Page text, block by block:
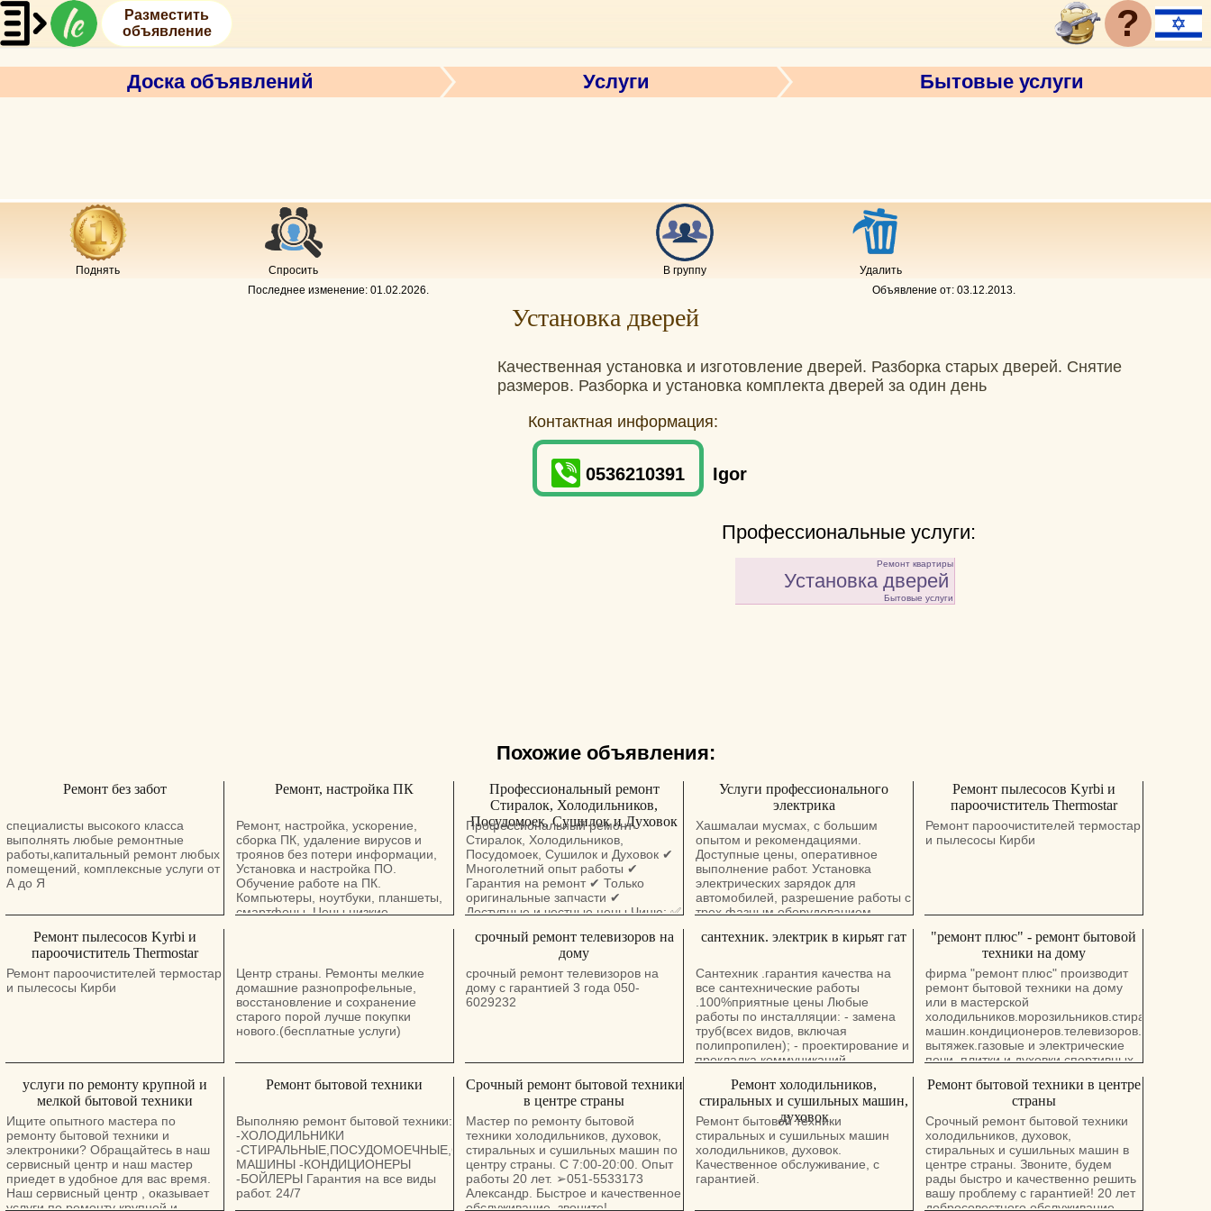
Разместить
объявление
?
Доска объявлений Услуги Бытовые услуги
Поднять Спросить В группу
Удалить
Последнее изменение: 01.02.2026. Объявление от: 03.12.2013.
Установка дверей
Качественная установка и изготовление дверей. Разборка старых дверей. Снятие
размеров. Разборка и установка комплекта дверей за один день
Контактная информация:
0536210391 Igor
Профессиональные услуги:
Бытовые услуги
Ремонт квартиры
Установка дверей
Похожие объявления:
Ремонт без забот
специалисты высокого класса
выполнять любые ремонтные
работы,капитальный ремонт любых
помещений, комплексные услуги от
А до Я
Ремонт, настройка ПК
Ремонт, настройка, ускорение,
сборка ПК, удаление вирусов и
троянов без потери информации,
Установка и настройка ПО.
Обучение работе на ПК.
Компьютеры, ноутбуки, планшеты,
смартфоны. Цены низкие.
Профессиональный ремонт
Стиралок, Холодильников,
Посудомоек, Сушилок и Духовок
Профессиональный ремонт
Стиралок, Холодильников,
Посудомоек, Сушилок и Духовок ✔
Многолетний опыт работы ✔
Гарантия на ремонт ✔ Только
оригинальные запчасти ✔
Доступные и честные цены Чиню: ✅
Холодильники ✅ Посудомойки ✅
Сушилки ✅ Духовые шкафы Михаил
0532-75-16-16
Услуги профессионального
электрика
Хашмалаи мусмах, с большим
опытом и рекомендациями.
Доступные цены, оперативное
выполнение работ. Установка
электрических зарядок для
автомобилей, разрешение работы с
трех фазным оборудованием.
Ремонт пылесосов Kyrbi и
пароочиститель Thermostar
Ремонт пароочистителей термостар
и пылесосы Кирби
Ремонт пылесосов Kyrbi и
пароочиститель Thermostar
Ремонт пароочистителей термостар
и пылесосы Кирби
Центр страны. Ремонты мелкие
домашние разнопрофельные,
восстановление и сохранение
старого порой лучше покупки
нового.(бесплатные услуги)
срочный ремонт телевизоров на
дому
срочный ремонт телевизоров на
дому с гарантией 3 года 050-
6029232
сантехник. электрик в кирьят гат
Сантехник .гарантия качества на
все сантехнические работы
.100%приятные цены Любые
работы по инсталляции: - замена
труб(всех видов, включая
полипропилен); - проектирование и
прокладка коммуникаций
(краны, душевые кабины, навесные
унитазы, смесители, ванны .); -
пожарные гидранты; - прочистка
засоров канализации
механизированным методом; -
устранение протечек; - теплые
полы.
"ремонт плюс" - ремонт бытовой
техники на дому
фирма "ремонт плюс" производит
ремонт бытовой техники на дому
или в мастерской
вытяжек.газовые и электрические
печи .плитки и духовки.спортивных
модификаций.гарантия до 3
лет.приезд на дом и диагностика
бесплатно.работаем в центре и на
юге страны
услуги по ремонту крупной и
мелкой бытовой техники
Ищите опытного мастера по
ремонту бытовой техники и
электроники? Обращайтесь в наш
сервисный центр и наш мастер
приедет в удобное для вас время.
Наш сервисный центр , оказывает
услуги по ремонту крупной и
Ремонт бытовой техники
Выполняю ремонт бытовой техники:
-ХОЛОДИЛЬНИКИ
-СТИРАЛЬНЫЕ,ПОСУДОМОЕЧНЫЕ,СУШИЛЬНЫЕ
МАШИНЫ -КОНДИЦИОНЕРЫ
-БОЙЛЕРЫ Гарантия на все виды
работ. 24/7
Срочный ремонт бытовой техники
в центре страны
Мастер по ремонту бытовой
техники холодильников, духовок,
стиральных и сушильных машин по
центру страны. С 7:00-20:00. Опыт
работы 20 лет. ➢051-5533173
Александр. Быстрое и качественное
обслуживание, звоните!
Pемонт холодильников,
стиральных и сушильных машин,
духовок
Ремонт бытовой техники
стиральных и сушильных машин
холодильников, духовок.
Качественное обслуживание, с
гарантией.
Pемонт бытовой техники в центре
страны
Срочный ремонт бытовой техники
холодильников, духовок,
стиральных и сушильных машин в
центре страны. Звоните, будем
рады быстро и качественно решить
вашу проблему с гарантией! 20 лет
добросовестного обслуживание